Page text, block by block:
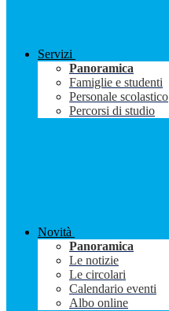
Servizi
Panoramica
Famiglie e studenti
Personale scolastico
Percorsi di studio
Novità
Panoramica
Le notizie
Le circolari
Calendario eventi
Albo online